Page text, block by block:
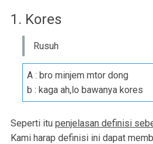
1. Kores
Rusuh
A : bro minjem mtor dong
b : kaga ah,lo bawanya kores
Seperti itu penjelasan definisi
Kami harap definisi ini dapat